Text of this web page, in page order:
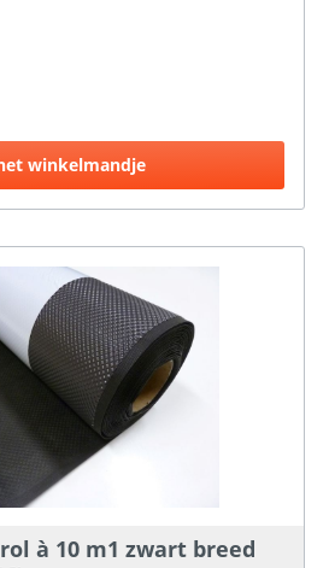
en geen zichtbare
kilgoot op rol is perfect
de neiging terug te veren. Licht
winkelmandje
à 10 m1 zwart breed